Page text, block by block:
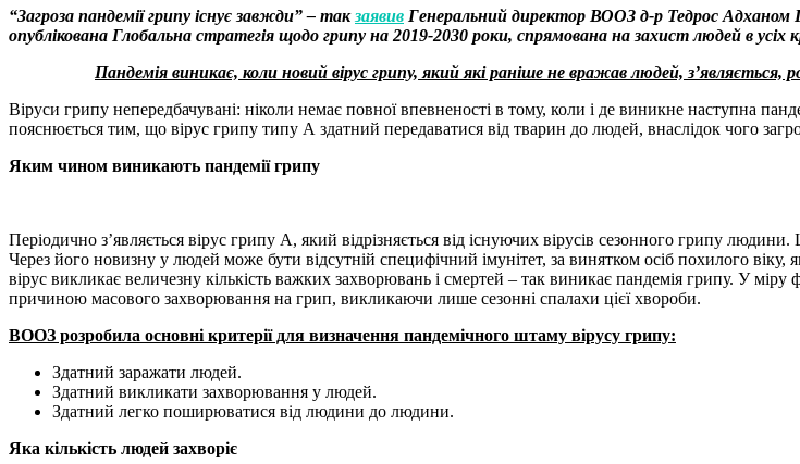
“Загроза пандемії грипу існує завжди” – такзаявив Генеральний директор ВООЗ д-р Тедрос Адханом
опублікована Глобальна стратегія щодо грипу на 2019-2030 роки, спрямована на захист людей в усіх
Пандемія виникає, коли новий вірус грипу, який які раніше не вражав людей,
Віруси грипу непередбачувані: ніколи немає повної впевненості в тому, коли і де виникне наступна
пояснюється тим, що вірус грипу типу А здатний передаватися від тварин до людей, внаслідок чого
Яким чином виникають пандемії грипу
Періодично з’являється вірус грипу А, який відрізняється від існуючих вірусів сезонного грипу
Через його новизну у людей може бути відсутній специфічний імунітет, за винятком осіб похилого
вірус викликає величезну кількість важких захворювань і смертей – так виникає пандемія грипу. У
причиною масового захворювання на грип, викликаючи лише сезонні спалахи цієї хвороби.
ВООЗ розробила основні критерії для визначення пандемічного штаму вірусу грипу:
Здатний заражати людей.
Здатний викликати захворювання у людей.
Здатний легко поширюватися від людини до людини.
Яка кількість людей захворіє